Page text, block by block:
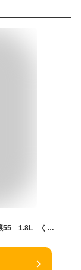
【送料無料】【北陸・富山地酒】黒部峡 純米吟醸55 1.8L くろべきょう じゅんまいぎんじょう 日本酒 林酒造 富山県 朝日 地酒 お酒 清酒 北陸 プレゼント 贈り物 お中元 お歳暮 父の日 母の日 敬老の日 退職祝い 新築祝い 快気祝い